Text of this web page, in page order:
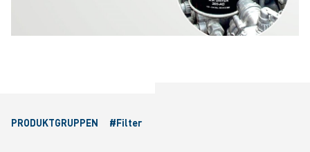
PRODUKTGRUPPEN #Filter